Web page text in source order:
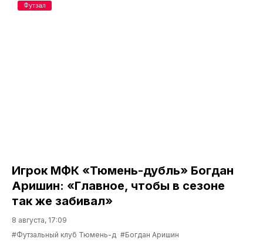
Игрок МФК «Тюмень-дубль» Богдан
Аришин: «Главное, чтобы в сезоне
так же забивал»
8 августа, 17:09
#Футзальный клуб Тюмень-д #Богдан Аришин
Футзал